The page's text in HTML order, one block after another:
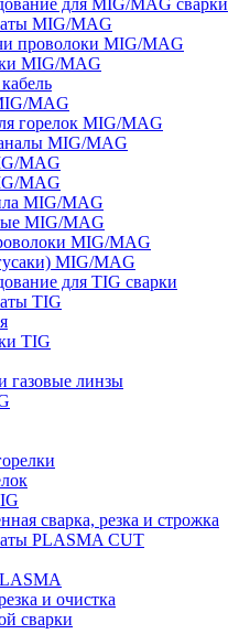
для MIG/MAG сварки
MIG/MAG
проволоки MIG/MAG
MIG/MAG
MAG
горелок MIG/MAG
MIG/MAG
MAG
MAG
MIG/MAG
MIG/MAG
MIG/MAG
MIG/MAG
для TIG сварки
TIG
TIG
газовые линзы
сварка, резка и строжка
PLASMA CUT
и очистка
сварки